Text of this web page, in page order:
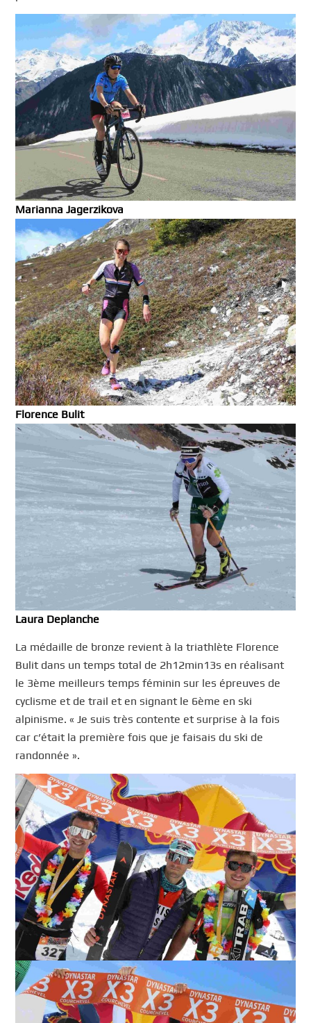
Marianna Jagerzikova
Florence Bulit
Laura Deplanche
La médaille de bronze revient à la triathlète Florence
Bulit dans un temps total de 2h12min13s en réalisant
le 3ème meilleurs temps féminin sur les épreuves de
cyclisme et de trail et en signant le 6ème en ski
alpinisme. « Je suis très contente et surprise à la fois
car c’était la première fois que je faisais du ski de
randonnée ».